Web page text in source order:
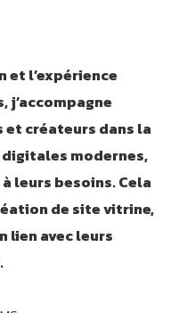
et l’expérience
créateurs dans la
modernes,
leurs besoins. Cela
de site vitrine,
lien avec leurs
pour votre
un raccourci ci-